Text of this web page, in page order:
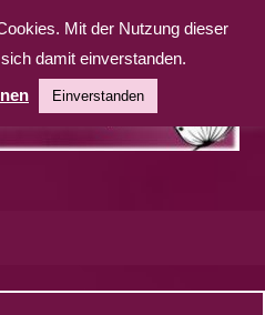
Mit der Nutzung dieser
damit einverstanden.
Einverstanden